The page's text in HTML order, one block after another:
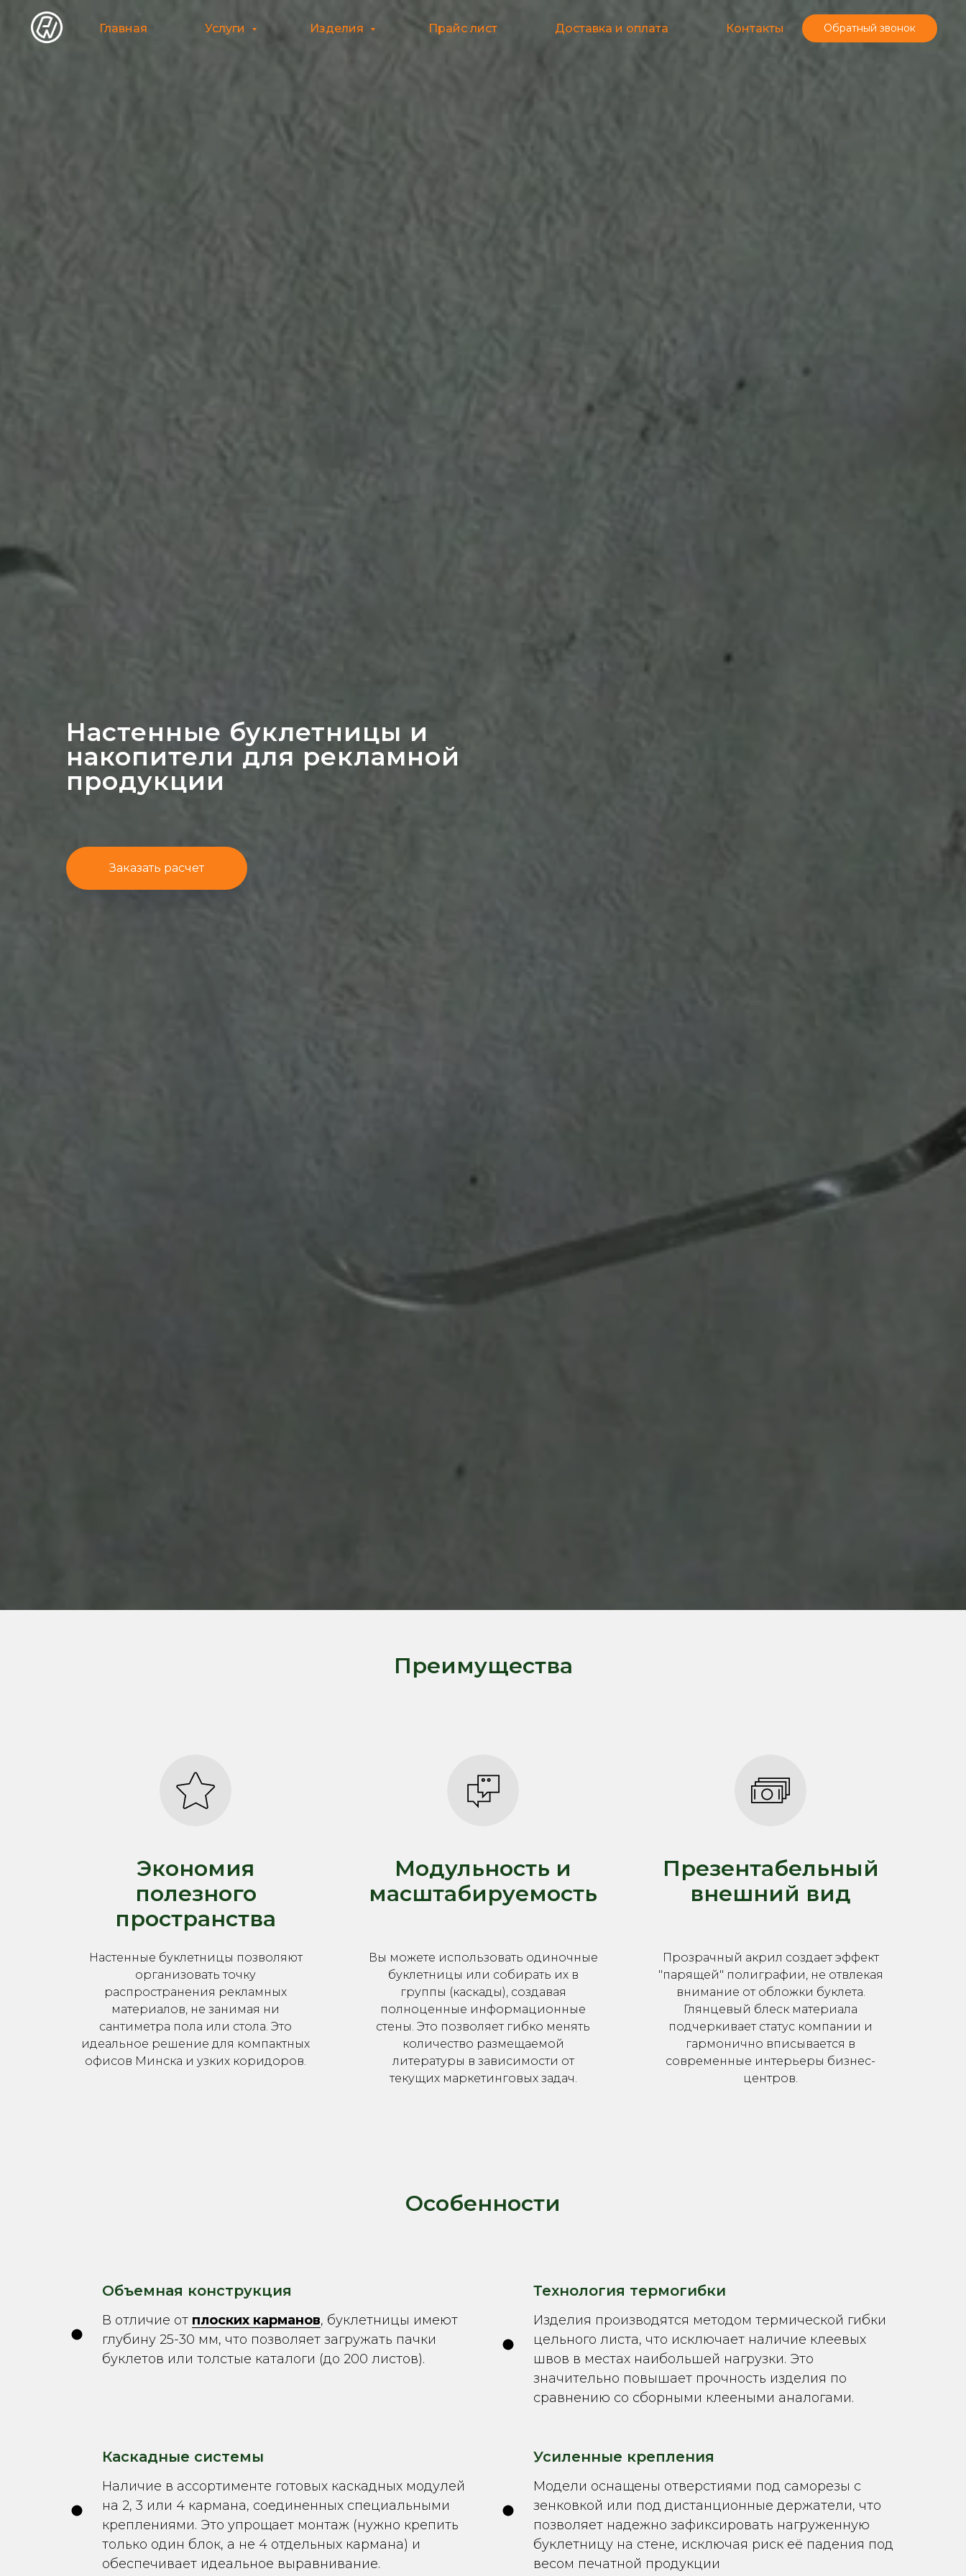
Главная Услуги Изделия Прайс лист Доставка и оплата Контакты Обратный звонок
Настенные буклетницы и
накопители для рекламной
продукции
Заказать расчет
Преимущества
Экономия
полезного
пространства
Настенные буклетницы позволяют
организовать точку
распространения рекламных
материалов, не занимая ни
сантиметра пола или стола. Это
идеальное решение для компактных
офисов Минска и узких коридоров.
Модульность и
масштабируемость
Вы можете использовать одиночные
буклетницы или собирать их в
группы (каскады), создавая
полноценные информационные
стены. Это позволяет гибко менять
количество размещаемой
литературы в зависимости от
текущих маркетинговых задач.
Презентабельный
внешний вид
Прозрачный акрил создает эффект
"парящей" полиграфии, не отвлекая
внимание от обложки буклета.
Глянцевый блеск материала
подчеркивает статус компании и
гармонично вписывается в
современные интерьеры бизнес-
центров.
Особенности
Объемная конструкция
В отличие от плоских карманов, буклетницы имеют
глубину 25-30 мм, что позволяет загружать пачки
буклетов или толстые каталоги (до 200 листов).
Технология термогибки
Изделия производятся методом термической гибки
цельного листа, что исключает наличие клеевых
швов в местах наибольшей нагрузки. Это
значительно повышает прочность изделия по
сравнению со сборными клееными аналогами.
Каскадные системы
Наличие в ассортименте готовых каскадных модулей
на 2, 3 или 4 кармана, соединенных специальными
креплениями. Это упрощает монтаж (нужно крепить
только один блок, а не 4 отдельных кармана) и
обеспечивает идеальное выравнивание.
Усиленные крепления
Модели оснащены отверстиями под саморезы с
зенковкой или под дистанционные держатели, что
позволяет надежно зафиксировать нагруженную
буклетницу на стене, исключая риск её падения под
весом печатной продукции